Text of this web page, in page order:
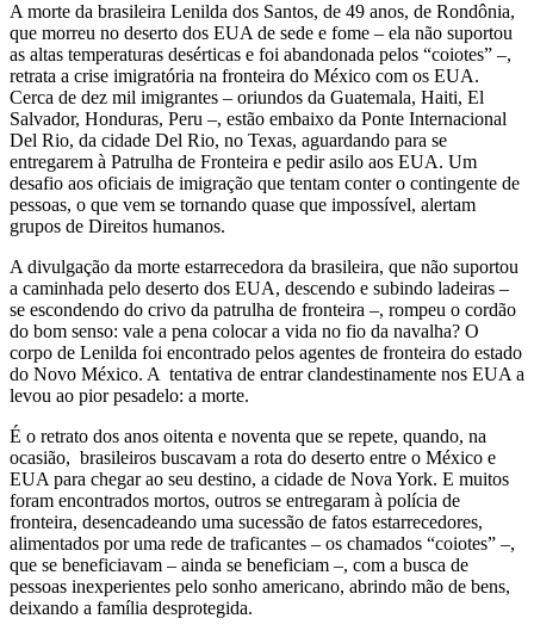
A morte da brasileira Lenilda dos Santos, de 49 anos, de Rondônia,
que morreu no deserto dos EUA de sede e fome – ela não suportou
as altas temperaturas desérticas e foi abandonada pelos “coiotes” –,
retrata a crise imigratória na fronteira do México com os EUA.
Cerca de dez mil imigrantes – oriundos da Guatemala, Haiti, El
Salvador, Honduras, Peru –, estão embaixo da Ponte Internacional
Del Rio, da cidade Del Rio, no Texas, aguardando para se
entregarem à Patrulha de Fronteira e pedir asilo aos EUA. Um
desafio aos oficiais de imigração que tentam conter o contingente de
pessoas, o que vem se tornando quase que impossível, alertam
grupos de Direitos humanos.
A divulgação da morte estarrecedora da brasileira, que não suportou
a caminhada pelo deserto dos EUA, descendo e subindo ladeiras –
se escondendo do crivo da patrulha de fronteira –, rompeu o cordão
do bom senso: vale a pena colocar a vida no fio da navalha? O
corpo de Lenilda foi encontrado pelos agentes de fronteira do estado
do Novo México. A tentativa de entrar clandestinamente nos EUA a
levou ao pior pesadelo: a morte.
É o retrato dos anos oitenta e noventa que se repete, quando, na
ocasião, brasileiros buscavam a rota do deserto entre o México e
EUA para chegar ao seu destino, a cidade de Nova York. E muitos
foram encontrados mortos, outros se entregaram à polícia de
fronteira, desencadeando uma sucessão de fatos estarrecedores,
alimentados por uma rede de traficantes – os chamados “coiotes” –,
que se beneficiavam – ainda se beneficiam –, com a busca de
pessoas inexperientes pelo sonho americano, abrindo mão de bens,
deixando a família desprotegida.